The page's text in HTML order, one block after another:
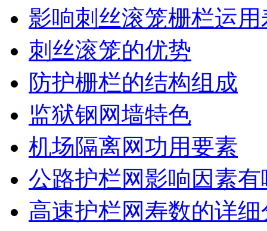
影响刺丝滚笼栅栏运
刺丝滚笼的优势
防护栅栏的结构组成
监狱钢网墙特色
机场隔离网功用要素
公路护栏网影响因素
高速护栏网寿数的详细